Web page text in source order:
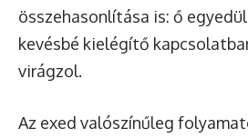
összehasonlítása is: ő
kevésbé kielégítő
virágzol.
Az exed valószínűleg